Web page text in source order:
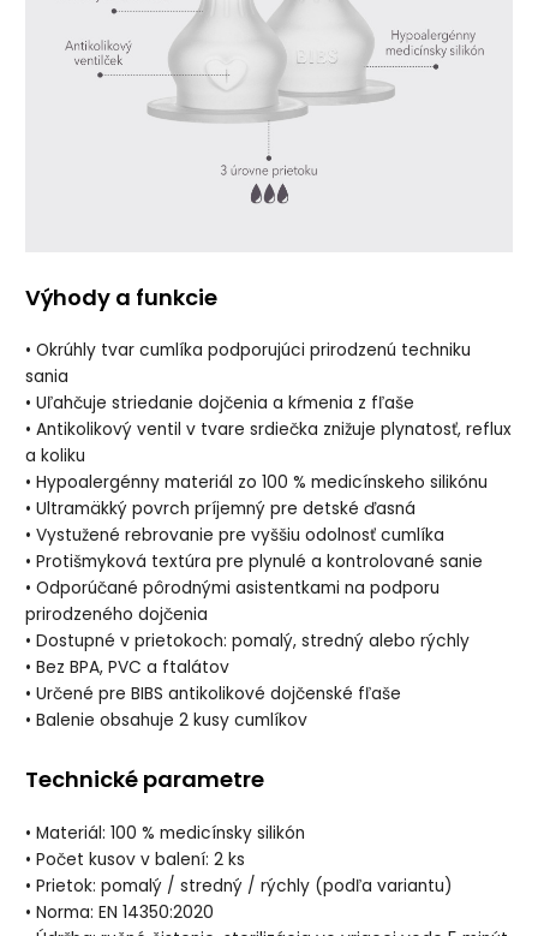
Výhody a funkcie
• Okrúhly tvar cumlíka podporujúci prirodzenú techniku
sania
• Uľahčuje striedanie dojčenia a kŕmenia z fľaše
• Antikolikový ventil v tvare srdiečka znižuje plynatosť, reflux
a koliku
• Hypoalergénny materiál zo 100 % medicínskeho silikónu
• Ultramäkký povrch príjemný pre detské ďasná
• Vystužené rebrovanie pre vyššiu odolnosť cumlíka
• Protišmyková textúra pre plynulé a kontrolované sanie
• Odporúčané pôrodnými asistentkami na podporu
prirodzeného dojčenia
• Dostupné v prietokoch: pomalý, stredný alebo rýchly
• Bez BPA, PVC a ftalátov
• Určené pre BIBS antikolikové dojčenské fľaše
• Balenie obsahuje 2 kusy cumlíkov
Technické parametre
• Materiál: 100 % medicínsky silikón
• Počet kusov v balení: 2 ks
• Prietok: pomalý / stredný / rýchly (podľa variantu)
• Norma: EN 14350:2020